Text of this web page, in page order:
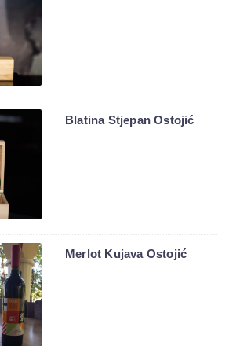
Blatina Stjepan Ostojić
Merlot Kujava Ostojić